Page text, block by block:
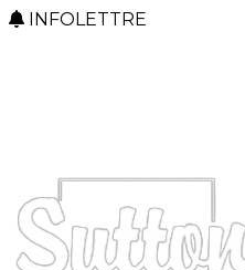
INFOLETTRE